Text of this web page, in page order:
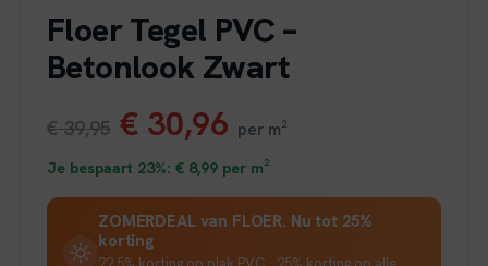
Floer Tegel PVC –
Betonlook Zwart
€39,95 Oorspronkelijke
prijs
was:
€ 30,96 Huidige
prijs
is:
per m²
Je bespaart 23%: € 8,99 per m²
ZOMERDEAL van FLOER. Nu tot 25%
korting